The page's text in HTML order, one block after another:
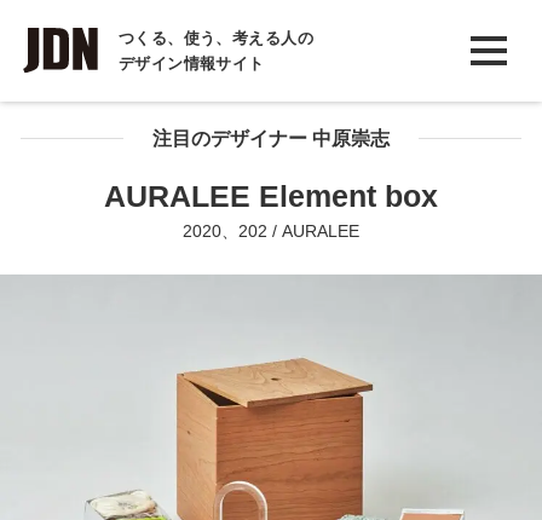
つくる、使う、考える人の
デザイン情報サイト
INTERVIEW
インタビュー
REPORT
COLUMN
注目のデザイナー 中原崇志
AURALEE Element box
2020、202 / AURALEE